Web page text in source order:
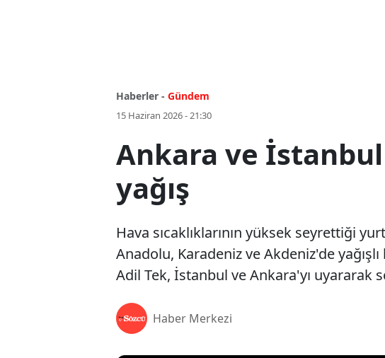
Haberler - Gündem
15 Haziran 2026 - 21:30
Ankara ve
yağış
Hava sıcaklıklarının yüksek seyrettiği
Anadolu, Karadeniz ve Akdeniz'de
Adil Tek, İstanbul ve Ankara'yı uyararak
Haber Merkezi